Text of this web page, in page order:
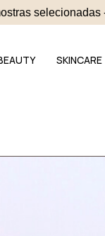
selecionadas
SKINCARE